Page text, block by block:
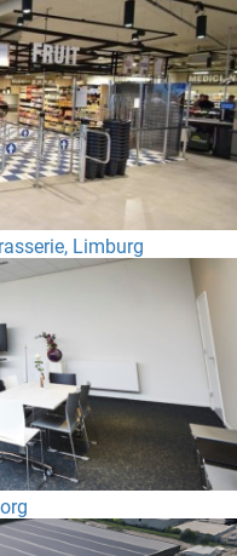
Limburg